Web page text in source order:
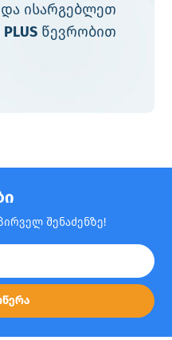
და ისარგებლეთ
PLUSწევრობით
შენაძენზე!